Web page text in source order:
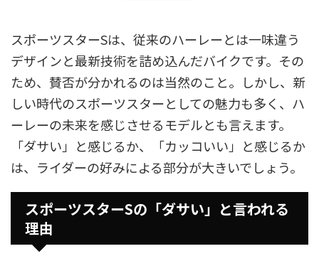
スポーツスターSは、従来のハーレーとは一味違う
デザインと最新技術を詰め込んだバイクです。その
ため、賛否が分かれるのは当然のこと。しかし、新
しい時代のスポーツスターとしての魅力も多く、ハ
ーレーの未来を感じさせるモデルとも言えます。
「ダサい」と感じるか、「カッコいい」と感じるか
は、ライダーの好みによる部分が大きいでしょう。
スポーツスターSの「ダサい」と言われる
理由